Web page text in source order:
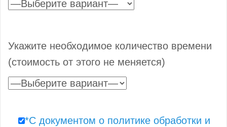
Укажите необходимое количество времени
(стоимость от этого не меняется)
*С документом о политике обработки и